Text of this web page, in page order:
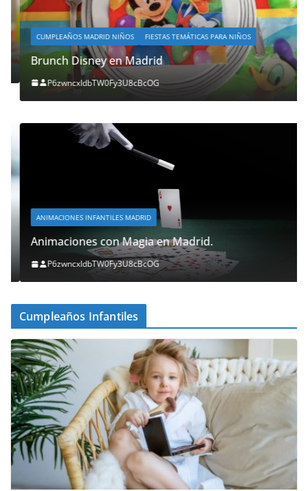
CUMPLEAÑOS MADRID NIÑOS FIESTAS TEMÁTICAS PARA NIÑOS
Brunch Disney en Madrid
P6zwncxIdbTW0Fy3U8cBcOG
ANIMACIONES INFANTILES MADRID
Animaciones con Magia en Madrid.
P6zwncxIdbTW0Fy3U8cBcOG
Cumpleaños Infantiles